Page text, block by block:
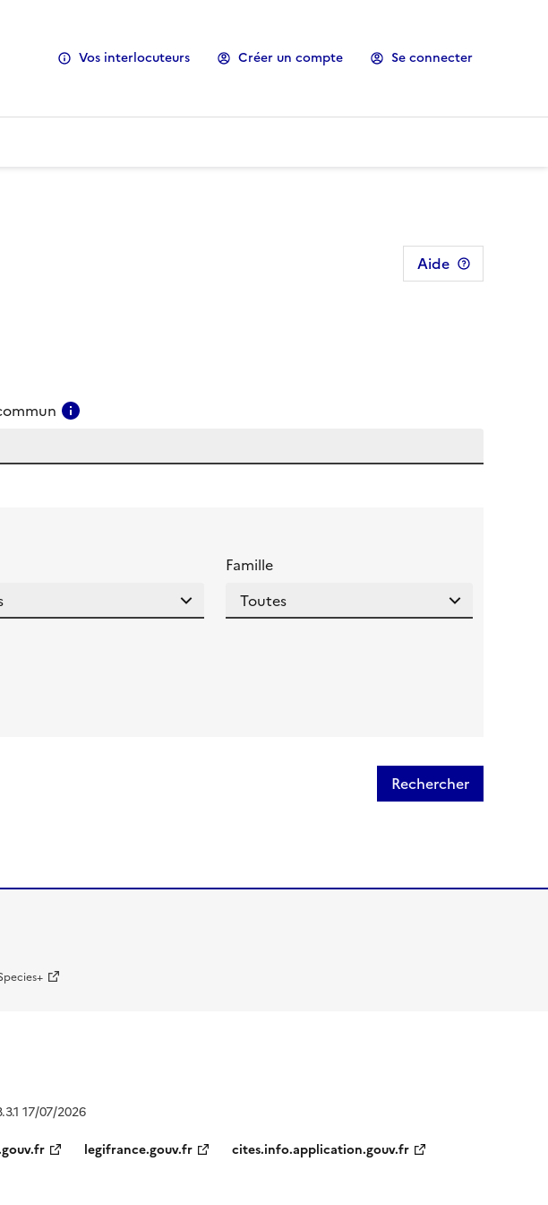
Vos interlocuteurs Créer un compte Se connecter
Aide
Famille
Rechercher
17/07/2026
legifrance.gouv.fr cites.info.application.gouv.fr